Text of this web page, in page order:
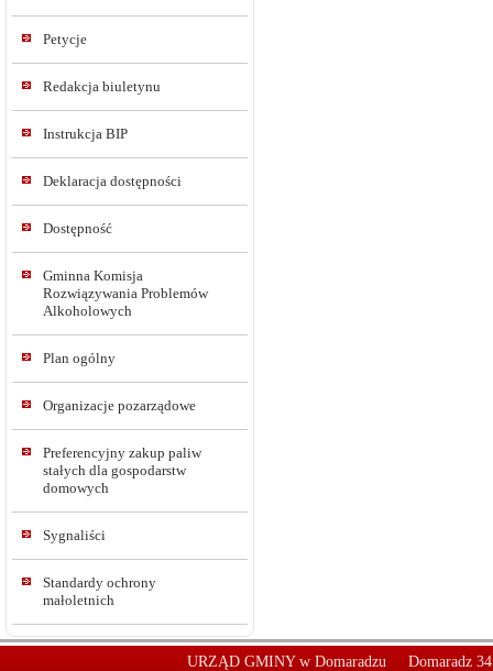
Petycje
Redakcja biuletynu
Instrukcja BIP
Deklaracja dostępności
Dostępność
Gminna Komisja
Rozwiązywania Problemów
Alkoholowych
Plan ogólny
Organizacje pozarządowe
Preferencyjny zakup paliw
stałych dla gospodarstw
domowych
Sygnaliści
Standardy ochrony
małoletnich
URZĄD GMINY w Domaradzu Domaradz